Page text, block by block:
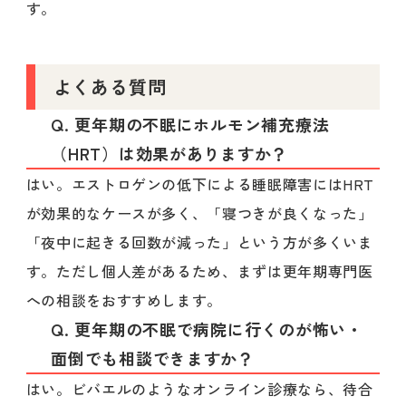
す。
よくある質問
Q. 更年期の不眠にホルモン補充療法
（HRT）は効果がありますか？
はい。エストロゲンの低下による睡眠障害にはHRT
が効果的なケースが多く、「寝つきが良くなった」
「夜中に起きる回数が減った」という方が多くいま
す。ただし個人差があるため、まずは更年期専門医
への相談をおすすめします。
Q. 更年期の不眠で病院に行くのが怖い・
面倒でも相談できますか？
はい。ビバエルのようなオンライン診療なら、待合